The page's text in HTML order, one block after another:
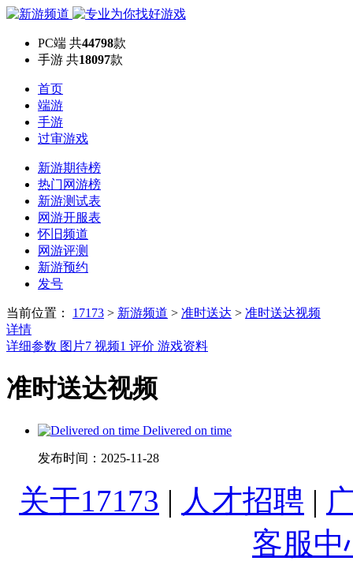
PC端 共44798款
手游 共18097款
首页
端游
手游
过审游戏
新游期待榜
热门网游榜
新游测试表
网游开服表
怀旧频道
网游评测
新游预约
发号
当前位置： 17173 > 新游频道 > 准时送达 > 准时送达视频
详情
详细参数 图片7 视频1 评价 游戏资料
准时送达视频
Delivered on time
发布时间： 2025-11-28
关于17173 | 人才招聘 |
客服中